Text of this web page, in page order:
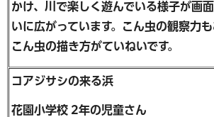
かけ、川で楽しく遊んでいる様子が画
いに広がっています。こん虫の観察力も
こん虫の描き方がていねいです。
コアジサシの来る浜
花園小学校 2年の児童さん